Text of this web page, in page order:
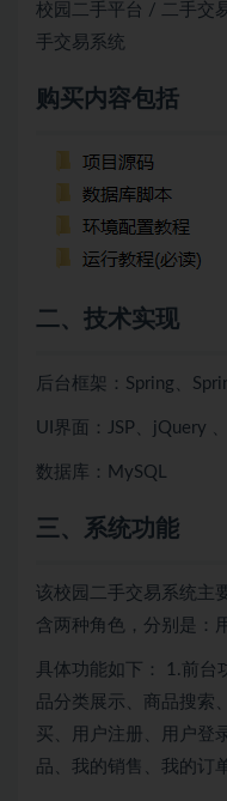
校园二手平台 / 二手交
手交易系统
购买内容包括
二、技术实现
后台框架：Spring、
UI界面：JSP、jQuery
数据库：MySQL
三、系统功能
该校园二手交易系统主
含两种角色，分别是：
具体功能如下： 1.前台
品分类展示、商品搜索
买、用户注册、用户登
品、我的销售、我的订